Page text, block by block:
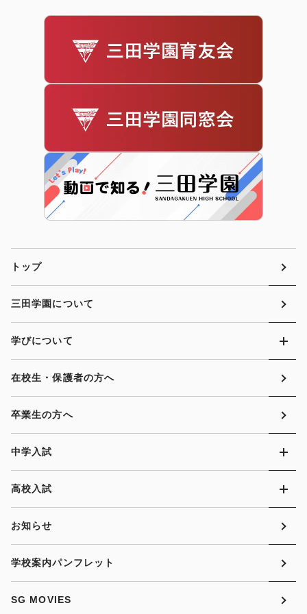
トップ
三田学園について
学びについて
在校生・保護者の方へ
卒業生の方へ
中学入試
高校入試
お知らせ
学校案内パンフレット
SG MOVIES